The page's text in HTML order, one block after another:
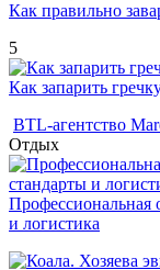
Как правильно
5
Как запарить
BTL-агентство
Отдых
Профессиональная
и логистика